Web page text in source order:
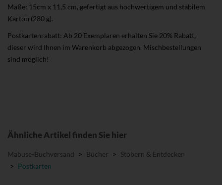
Maße: 15cm x 11,5 cm, gefertigt aus hochwertigem und stabilem
Karton (280 g).
Postkartenrabatt: Ab 20 Exemplaren erhalten Sie 20% Rabatt,
dieser wird Ihnen im Warenkorb abgezogen. Mischbestellungen
sind möglich!
Ähnliche Artikel finden Sie hier
Mabuse-Buchversand > Bücher > Stöbern & Entdecken
> Postkarten